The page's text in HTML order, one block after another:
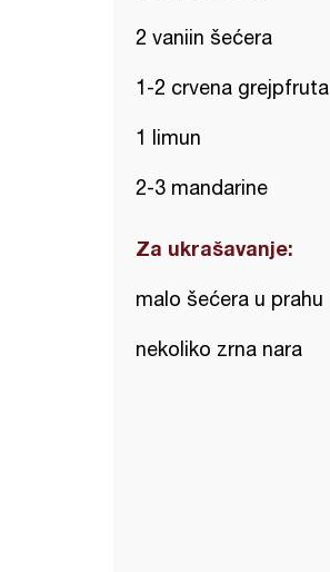
2 vaniin šećera
1-2 crvena grejpfruta
1 limun
2-3 mandarine
Za ukrašavanje:
malo šećera u prahu
nekoliko zrna nara